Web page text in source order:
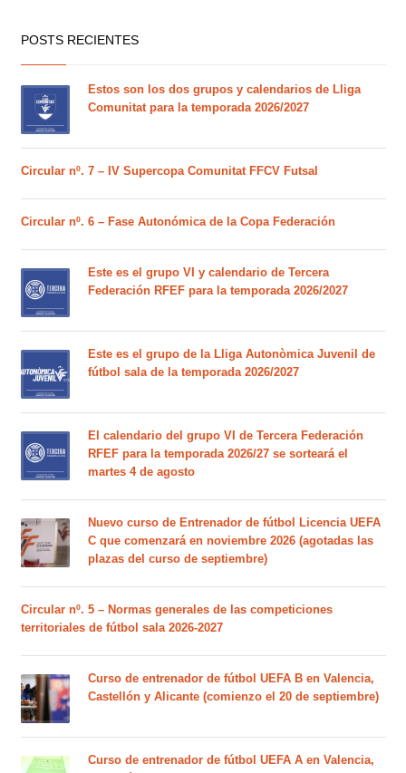
POSTS RECIENTES
Estos son los dos grupos y calendarios de Lliga
Comunitat para la temporada 2026/2027
Circular nº. 7 – IV Supercopa Comunitat FFCV Futsal
Circular nº. 6 – Fase Autonómica de la Copa Federación
Este es el grupo VI y calendario de Tercera
Federación RFEF para la temporada 2026/2027
Este es el grupo de la Lliga Autonòmica Juvenil de
fútbol sala de la temporada 2026/2027
El calendario del grupo VI de Tercera Federación
RFEF para la temporada 2026/27 se sorteará el
martes 4 de agosto
Nuevo curso de Entrenador de fútbol Licencia UEFA
C que comenzará en noviembre 2026 (agotadas las
plazas del curso de septiembre)
Circular nº. 5 – Normas generales de las competiciones
territoriales de fútbol sala 2026-2027
Curso de entrenador de fútbol UEFA B en Valencia,
Castellón y Alicante (comienzo el 20 de septiembre)
Curso de entrenador de fútbol UEFA A en Valencia,